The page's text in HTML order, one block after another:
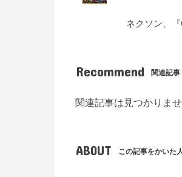
ネクソン、
Recommend 関連記事
関連記事は見つかりませ
ABOUT この記事をかいた人